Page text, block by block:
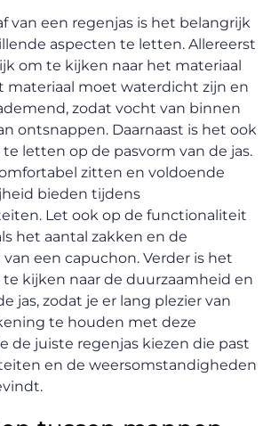
van een regenjas is het belangrijk
aspecten te letten. Allereerst
om te kijken naar het materiaal
materiaal moet waterdicht zijn en
zodat vocht van binnen
ontsnappen. Daarnaast is het ook
letten op de pasvorm van de jas.
zitten en voldoende
bieden tijdens
Let ook op de functionaliteit
het aantal zakken en de
een capuchon. Verder is het
kijken naar de duurzaamheid en
jas, zodat je er lang plezier van
te houden met deze
de juiste regenjas kiezen die past
en de weersomstandigheden